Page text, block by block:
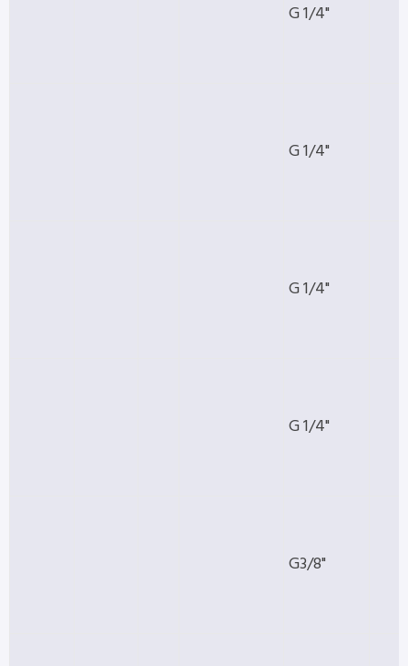
G 1/4"
G 1/4"
G 1/4"
G 1/4"
G3/8"